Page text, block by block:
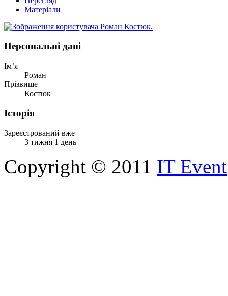
Матеріали
Персональні дані
Ім’я
Роман
Прізвище
Костюк
Історія
Зареєстрований вже
3 тижня 1 день
Copyright © 2011 IT Event